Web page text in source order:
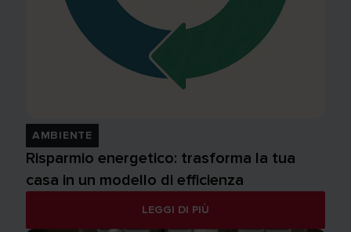
AMBIENTE
Risparmio energetico: trasforma la tua
casa in un modello di efficienza
LEGGI DI PIÙ